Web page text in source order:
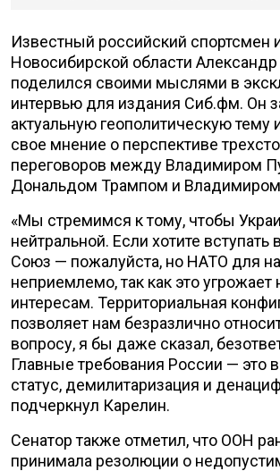
Известный российский спортсмен
Новосибирской области
поделился своими мыслями в
интервью для издания Сиб.фм. Он
актуальную геополитическую тему
свое мнение о перспективе
переговоров между Владимиром
Дональдом Трампом и
«Мы стремимся к тому, чтобы
нейтральной. Если хотите вступать
Союз — пожалуйста, но НАТО для
неприемлемо, так как это
интересам. Территориальная
позволяет нам безразлично
вопросу, я бы даже сказал,
Главные требования России — это
статус, демилитаризация и
подчеркнул Карелин.
Сенатор также отметил, что ООН
принимала резолюции о